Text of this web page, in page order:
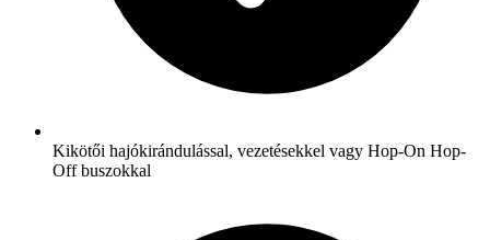
Kikötői hajókirándulással, vezetésekkel vagy Hop-On Hop-
Off buszokkal